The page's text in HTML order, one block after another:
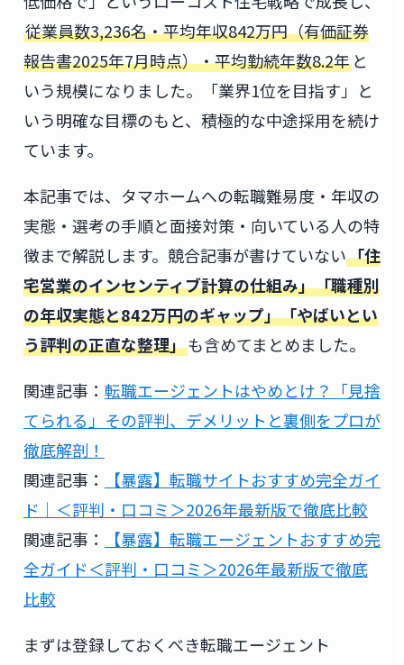
従業員数3,236名・平均年収842万円（有価証券
報告書2025年7月時点）・平均勤続年数8.2年と
いう規模になりました。「業界1位を目指す」と
いう明確な目標のもと、積極的な中途採用を続け
ています。
本記事では、タマホームへの転職難易度・年収の
実態・選考の手順と面接対策・向いている人の特
徴まで解説します。競合記事が書けていない「住
宅営業のインセンティブ計算の仕組み」「職種別
の年収実態と842万円のギャップ」「やばいとい
う評判の正直な整理」も含めてまとめました。
関連記事： 転職エージェントはやめとけ？「見捨
てられる」その評判、デメリットと裏側をプロが
徹底解剖！
関連記事：
【暴露】転職サイトおすすめ完全ガイ
ド｜＜評判・口コミ＞2026年最新版で徹底比較
関連記事：
【暴露】転職エージェントおすすめ完
全ガイド＜評判・口コミ＞2026年最新版で徹底
比較
まずは登録しておくべき転職エージェント